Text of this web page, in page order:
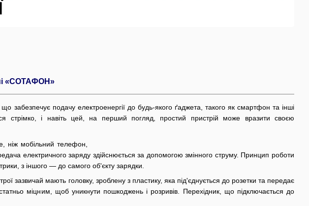
«СОТАФОН»
забезпечує подачу електроенергії до будь-якого ґаджета, такого як смартфон та інші
стрімко, і навіть цей, на перший погляд, простий пристрій може вразити своєю
ніж мобільний телефон,
електричного заряду здійснюється за допомогою змінного струму. Принцип роботи
з іншого — до самого об'єкту зарядки.
зазвичай мають головку, зроблену з пластику, яка під'єднується до розетки та передає
міцним, щоб уникнути пошкоджень і розривів. Перехідник, що підключається до